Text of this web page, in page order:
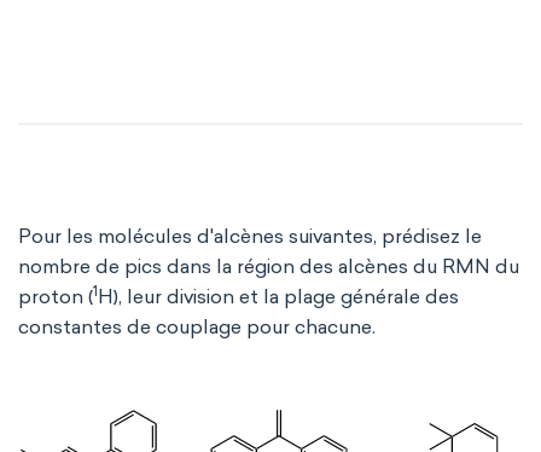
Pour les molécules d'alcènes suivantes, prédisez le
nombre de pics dans la région des alcènes du RMN du
proton (1 H), leur division et la plage générale des
constantes de couplage pour chacune.